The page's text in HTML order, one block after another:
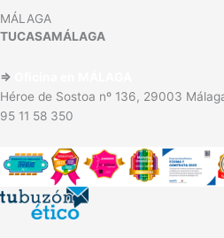
MÁLAGA
TUCASAMÁLAGA
⇒
Héroe de Sostoa nº 136, 29003
95 11 58 350